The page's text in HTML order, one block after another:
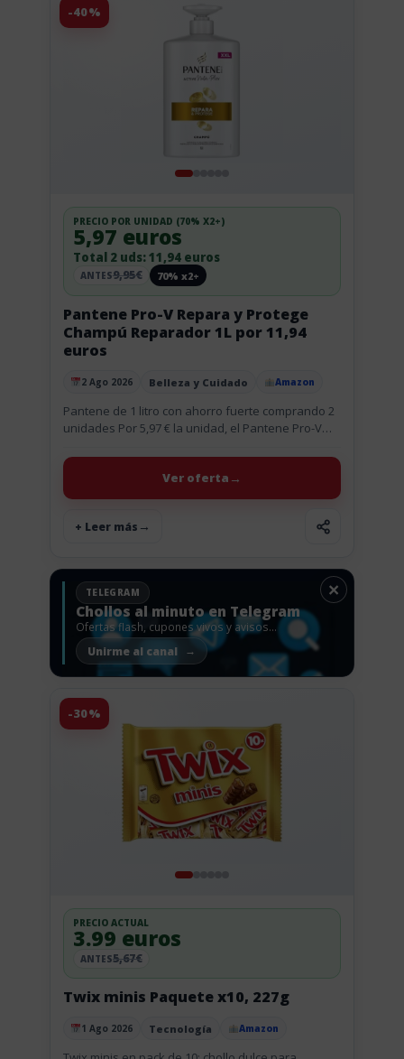
-40%
Publicado el
2 Ago 2026 Belleza y Cuidado Amazon
Pantene Pro-V Repara y Protege
Champú Reparador 1L por 11,94
euros
PRECIO POR UNIDAD (70% X2+)
5,97 euros
Total 2 uds: 11,94 euros
ANTES9,95€ 70% x2+
Pantene de 1 litro con ahorro fuerte comprando 2
unidades Por 5,97 € la unidad, el Pantene Pro-V
+ Leer más
Ver oferta
×
TELEGRAM
Chollos al minuto en Telegram
Ofertas flash, cupones vivos y avisos
antes de que vuelen.
Unirme al canal
-30%
Publicado el
1 Ago 2026 Tecnología Amazon
Twix minis Paquete x10, 227g
PRECIO ACTUAL
3.99 euros
ANTES5,67€